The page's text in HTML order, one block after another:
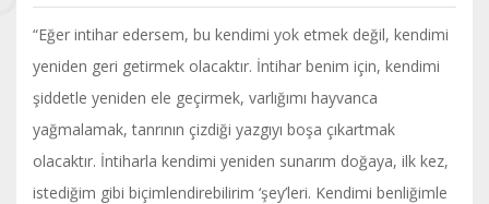
“Eğer intihar edersem, bu kendimi yok etmek değil, kendimi
yeniden geri getirmek olacaktır. İntihar benim için, kendimi
şiddetle yeniden ele geçirmek, varlığımı hayvanca
yağmalamak, tanrının çizdiği yazgıyı boşa çıkartmak
olacaktır. İntiharla kendimi yeniden sunarım doğaya, ilk kez,
istediğim gibi biçimlendirebilirim ‘şey’leri. Kendimi benliğimle